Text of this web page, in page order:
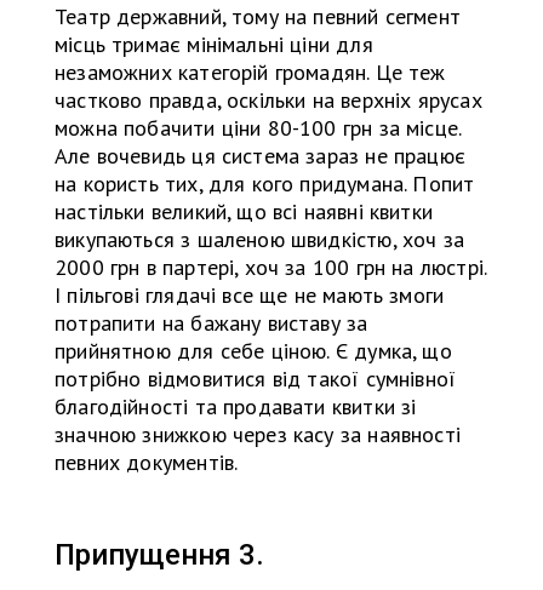
Театр державний, тому на певний сегмент
місць тримає мінімальні ціни для
незаможних категорій громадян. Це теж
частково правда, оскільки на верхніх ярусах
можна побачити ціни 80-100 грн за місце.
Але вочевидь ця система зараз не працює
на користь тих, для кого придумана. Попит
настільки великий, що всі наявні квитки
викупаються з шаленою швидкістю, хоч за
2000 грн в партері, хоч за 100 грн на люстрі.
І пільгові глядачі все ще не мають змоги
потрапити на бажану виставу за
прийнятною для себе ціною. Є думка, що
потрібно відмовитися від такої сумнівної
благодійності та продавати квитки зі
значною знижкою через касу за наявності
певних документів.
Припущення 3.